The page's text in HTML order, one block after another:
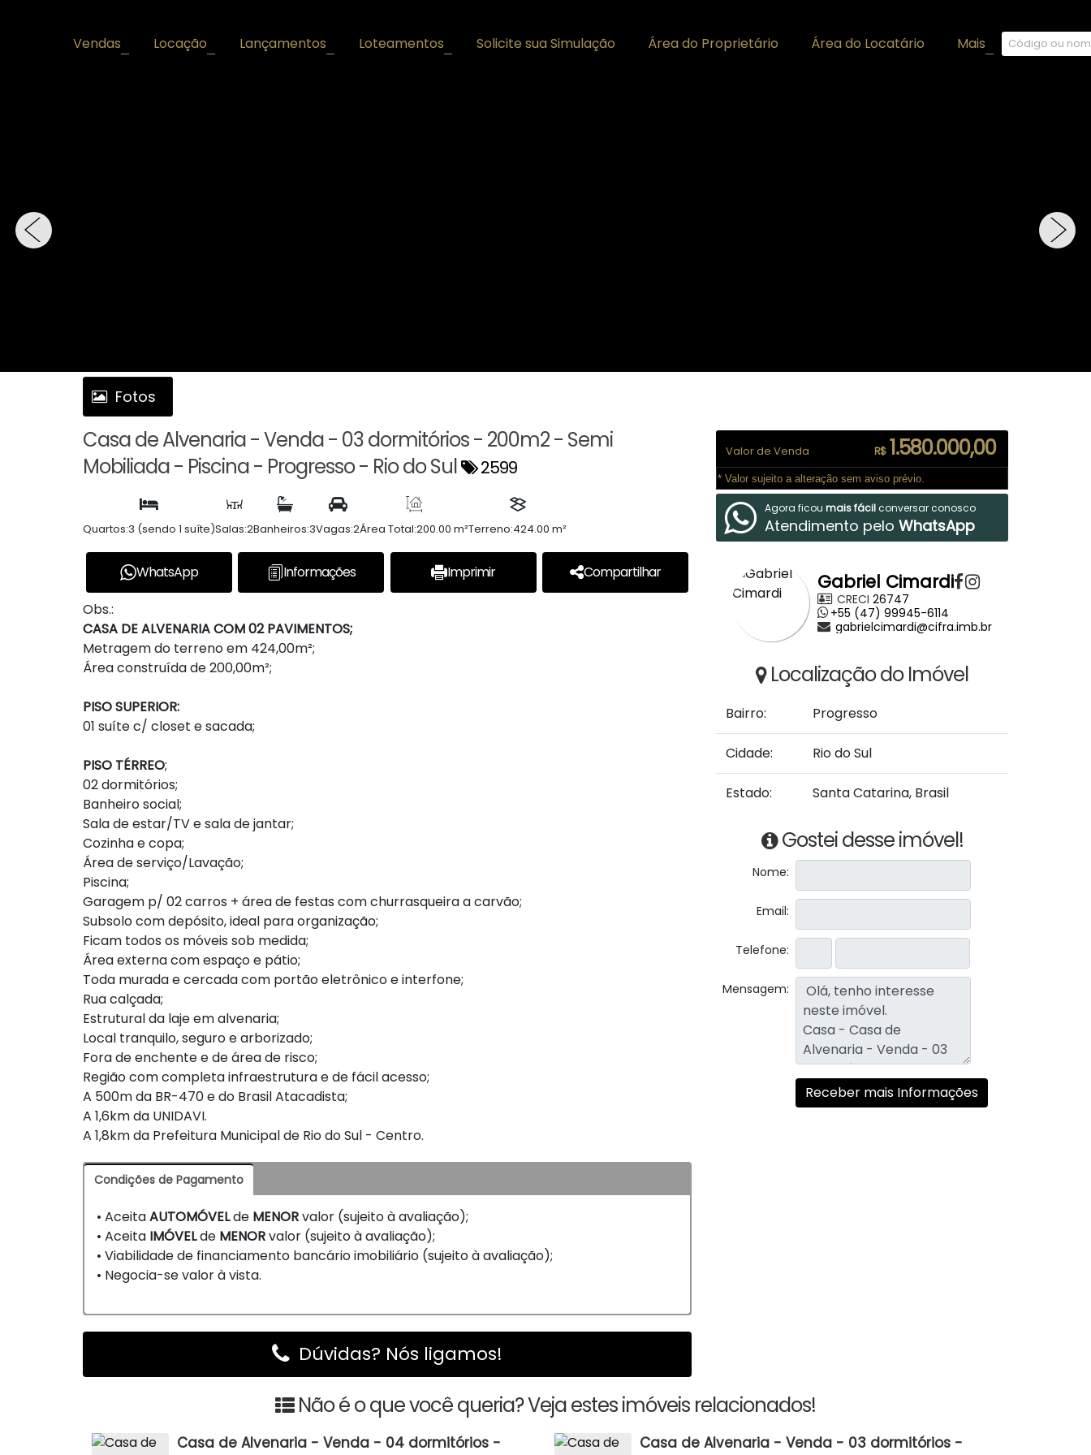
Mais
Área do Locatário
Área do Proprietário
Solicite sua Simulação
Loteamentos
Lançamentos
Locação
Vendas
‹ ›
Fotos
Casa de Alvenaria - Venda - 03 dormitórios - 200m2 - Semi
Mobiliada - Piscina - Progresso - Rio do Sul
2599
Quartos:3 (sendo 1 suíte)Salas:2Banheiros:3Vagas:2Área Total:200.00 m²Terreno:424.00 m²
WhatsApp Informações Imprimir
Compartilhar
Obs.:
CASA DE ALVENARIA COM 02 PAVIMENTOS;
Metragem do terreno em 424,00m²;
Área construída de 200,00m²;
PISO SUPERIOR:
01 suíte c/ closet e sacada;
PISO TÉRREO;
02 dormitórios;
Banheiro social;
Sala de estar/TV e sala de jantar;
Cozinha e copa;
Área de serviço/Lavação;
Piscina;
Garagem p/ 02 carros + área de festas com churrasqueira a carvão;
Subsolo com depósito, ideal para organização;
Ficam todos os móveis sob medida;
Área externa com espaço e pátio;
Toda murada e cercada com portão eletrônico e interfone;
Rua calçada;
Estrutural da laje em alvenaria;
Local tranquilo, seguro e arborizado;
Fora de enchente e de área de risco;
Região com completa infraestrutura e de fácil acesso;
A 500m da BR-470 e do Brasil Atacadista;
A 1,6km da UNIDAVI.
A 1,8km da Prefeitura Municipal de Rio do Sul - Centro.
Condições de Pagamento
• AceitaAUTOMÓVELde MENORvalor (sujeito à avaliação);
• Aceita IMÓVELde MENORvalor (sujeito à avaliação);
• Viabilidade de financiamento bancário imobiliário (sujeito à avaliação);
• Negocia-se valor à vista.
Dúvidas? Nós ligamos!
R$1.580.000,00
Valor de Venda
* Valor sujeito a alteração sem aviso prévio.
Agora ficou mais fácilconversar conosco
Atendimento pelo WhatsApp
Gabriel Cimardi
CRECI 26747
+55 (47) 99945-6114
gabrielcimardi@cifra.imb.br
Localização do Imóvel
Bairro: Progresso
Cidade: Rio do Sul
Estado: Santa Catarina, Brasil
Gostei desse imóvel!
Nome:
Email:
Telefone:
Mensagem:
Não é o que você queria? Veja estes imóveis relacionados!
Casa de Alvenaria - Venda - 04 dormitórios -
Casa de Alvenaria - Venda - 03 dormitórios -